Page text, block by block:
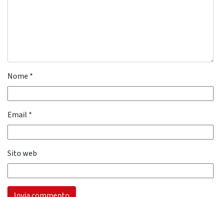
Nome *
Email *
Sito web